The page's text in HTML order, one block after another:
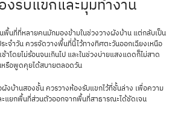
รับแขกและมุมทำงาน
พื้นที่ที่หลายคนมักมองข้ามในช่วงวางผังบ้าน แต่กลับเป็น
ะจำวัน ควรจัดวางพื้นที่นี้ไว้ทางทิศตะวันออกเฉียงเหนือ
าโดยไม่ร้อนจนเกินไป และในช่วงบ่ายแสงแดดก็ไม่สาด
หรือพูดคุยได้สบายตลอดวัน
งบ้านสองชั้น ควรวางห้องรับแขกไว้ที่ชั้นล่าง เพื่อความ
ะแยกพื้นที่ส่วนตัวออกจากพื้นที่สาธารณะได้ชัดเจน